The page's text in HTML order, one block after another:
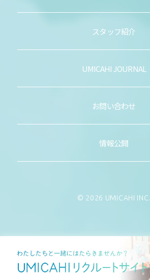
スタッフ紹介
UMICAHI JOURNAL
お問い合わせ
情報公開
© 2026 UMICAHI INC.